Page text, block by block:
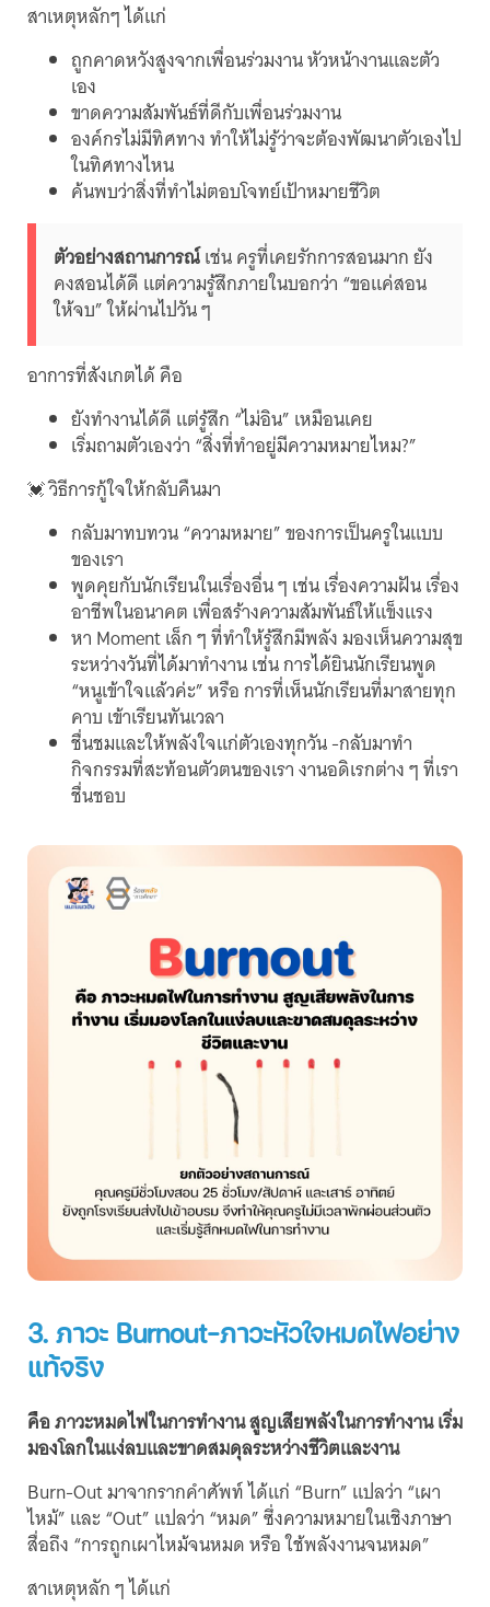
สาเหตุหลักๆ ได้แก่
ถูกคาดหวังสูงจากเพื่อนร่วมงาน หัวหน้างานและตัว
เอง
ขาดความสัมพันธ์ที่ดีกับเพื่อนร่วมงาน
องค์กรไม่มีทิศทาง ทำให้ไม่รู้ว่าจะต้องพัฒนาตัวเองไป
ในทิศทางไหน
ค้นพบว่าสิ่งที่ทำไม่ตอบโจทย์เป้าหมายชีวิต
ตัวอย่างสถานการณ์เช่น ครูที่เคยรักการสอนมาก ยัง
คงสอนได้ดี แต่ความรู้สึกภายในบอกว่า “ขอแค่สอน
ให้จบ” ให้ผ่านไปวัน ๆ
อาการที่สังเกตได้ คือ
ยังทำงานได้ดี แต่รู้สึก “ไม่อิน” เหมือนเคย
เริ่มถามตัวเองว่า “สิ่งที่ทำอยู่มีความหมายไหม?”
💓 วิธีการกู้ใจให้กลับคืนมา
กลับมาทบทวน “ความหมาย” ของการเป็นครูในแบบ
ของเรา
พูดคุยกับนักเรียนในเรื่องอื่น ๆ เช่น เรื่องความฝัน เรื่อง
อาชีพในอนาคต เพื่อสร้างความสัมพันธ์ให้แข็งแรง
หา Moment เล็ก ๆ ที่ทำให้รู้สึกมีพลัง มองเห็นความสุข
ระหว่างวันที่ได้มาทำงาน เช่น การได้ยินนักเรียนพูด
“หนูเข้าใจแล้วค่ะ” หรือ การที่เห็นนักเรียนที่มาสายทุก
คาบ เข้าเรียนทันเวลา
ชื่นชมและให้พลังใจแก่ตัวเองทุกวัน -กลับมาทำ
กิจกรรมที่สะท้อนตัวตนของเรา งานอดิเรกต่าง ๆ ที่เรา
ชื่นชอบ
3. ภาวะ Burnout-ภาวะหัวใจหมดไฟอย่าง
แท้จริง
คือ ภาวะหมดไฟในการทำงาน สูญเสียพลังในการทำงาน เริ่ม
มองโลกในแง่ลบและขาดสมดุลระหว่างชีวิตและงาน
Burn-Out มาจากรากคำศัพท์ ได้แก่ “Burn” แปลว่า “เผา
ไหม้” และ “Out” แปลว่า “หมด” ซึ่งความหมายในเชิงภาษา
สื่อถึง “การถูกเผาไหม้จนหมด หรือ ใช้พลังงานจนหมด”
สาเหตุหลัก ๆ ได้แก่